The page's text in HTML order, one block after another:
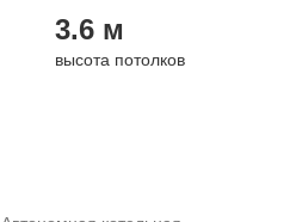
3.6 м
высота потолков